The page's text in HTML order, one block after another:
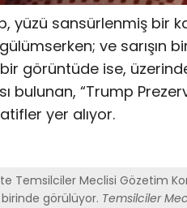
sansürlenmiş bir
ve sarışın
görüntüde ise,
bulunan, “Trump
yer alıyor.
Temsilciler Meclisi Gözetim
görülüyor. Temsilciler